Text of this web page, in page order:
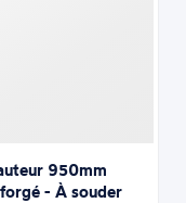
950mm
- À souder